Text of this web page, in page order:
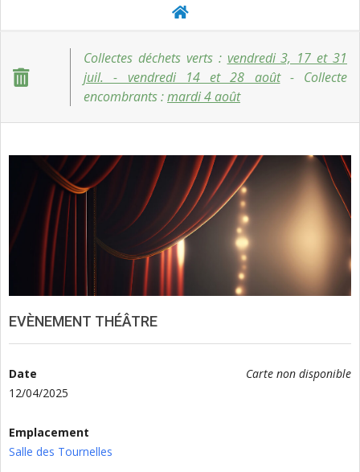
Collectes déchets verts : vendredi 3, 17 et 31
juil. - vendredi 14 et 28 août- Collecte
encombrants :mardi 4 août
EVÈNEMENT THÉÂTRE
Carte non disponible
Date
12/04/2025
Emplacement
Salle des Tournelles